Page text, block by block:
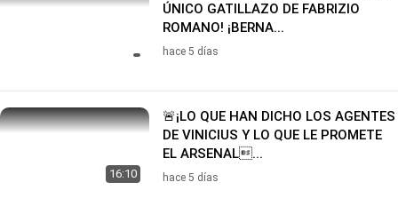
ÚNICO GATILLAZO DE FABRIZIO
ROMANO! ¡BERNA...
hace 5 días
16:10
🚨¡LO QUE HAN DICHO LOS AGENTES
DE VINICIUS Y LO QUE LE PROMETE
EL ARSENAL...
hace 5 días